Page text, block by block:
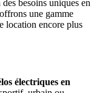
besoins uniques en
une gamme
location encore plus
électriques en